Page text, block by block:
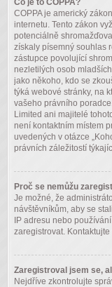
Co je to COPPA?
COPPA je americký
internetu. Tento zákon
potenciálně
získaly písemný souhlas
zástupce povolující
nezletilých osob
jako někoho, kdo se
týká webové stránky, na
vašeho právního
Limited ani majitelé
není kontaktním místem
uvedených v otázce
právních záležitostí
Proč se nemůžu
Je možné, že
návštěvníkům, aby se
IP adresu nebo
zaregistrovat.
Zaregistroval jsem se,
Nejdříve zkontrolujte